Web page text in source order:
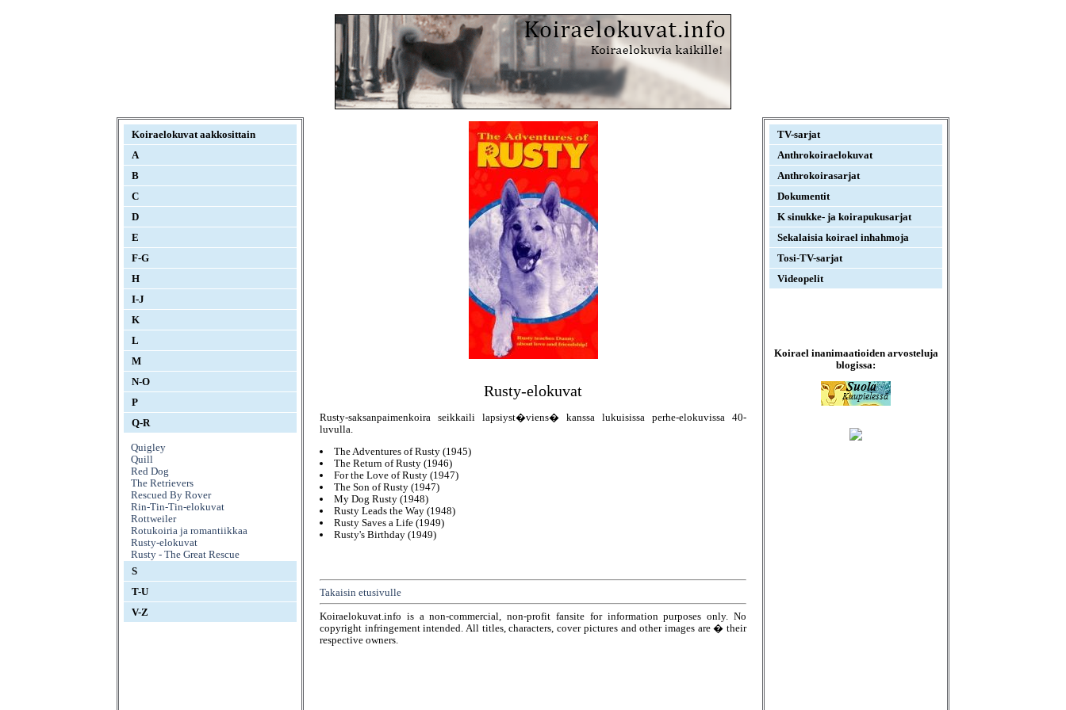
Koiraelokuvat aakkosittain
A
B
C
D
E
F-G
H
I-J
K
L
M
N-O
P
Q-R
Quigley
Quill
Red Dog
The Retrievers
Rescued By Rover
Rin-Tin-Tin-elokuvat
Rottweiler
Rotukoiria ja romantiikkaa
Rusty-elokuvat
Rusty - The Great Rescue
S
T-U
V-Z
TV-sarjat
Anthrokoiraelokuvat
Anthrokoirasarjat
Dokumentit
K sinukke- ja koirapukusarjat
Sekalaisia koirael inhahmoja
Tosi-TV-sarjat
Videopelit
Koirael inanimaatioiden arvosteluja
blogissa:
Rusty-elokuvat
Rusty-saksanpaimenkoira seikkaili lapsiyst�viens� kanssa lukuisissa perhe-elokuvissa 40-
luvulla.
The Adventures of Rusty (1945)
The Return of Rusty (1946)
For the Love of Rusty (1947)
The Son of Rusty (1947)
My Dog Rusty (1948)
Rusty Leads the Way (1948)
Rusty Saves a Life (1949)
Rusty's Birthday (1949)
Takaisin etusivulle
Koiraelokuvat.info is a non-commercial, non-profit fansite for information purposes only. No
copyright infringement intended. All titles, characters, cover pictures and other images are � their
respective owners.